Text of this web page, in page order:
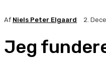
Af Niels Peter Elgaard 2.
Jeg